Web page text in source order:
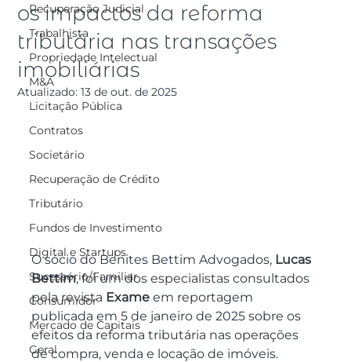
Recuperação Judicial
Trabalhista
Propriedade Intelectual
M&A
Licitação Pública
Contratos
Societário
Recuperação de Crédito
Tributário
Fundos de Investimento
Digital e Startups
Sucessório/Familiar
Consumidor
Mercado de Capitais
Geral
os impactos da reforma
tributária nas transações
imobiliárias
Atualizado:13 de out. de 2025
O sócio do Benites Bettim Advogados, Lucas
Bettim, foi um dos especialistas consultados
pela revista Exame em reportagem
publicada em 5 de janeiro de 2025 sobre os
efeitos da reforma tributária nas operações
de compra, venda e locação de imóveis.